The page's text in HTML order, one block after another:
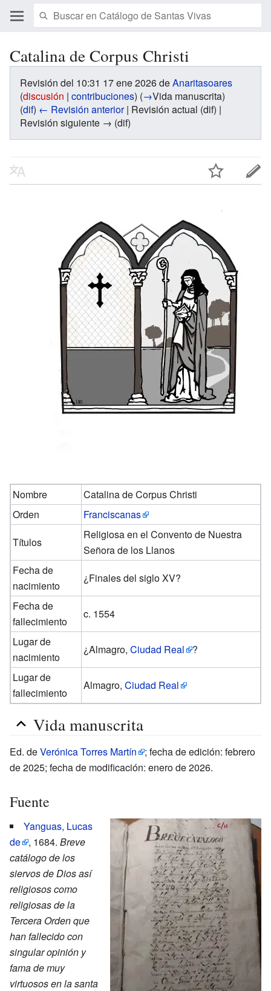
Catalina de Corpus Christi
Revisión del 10:31 17 ene 2026 deAnaritasoares
(discusión | contribuciones) (→Vida manuscrita)
(dif) ← Revisión anterior| Revisión actual (dif) |
Revisión siguiente → (dif)
Nombre
Catalina de Corpus Christi
Orden
Franciscanas
Títulos
Religiosa en el Convento de Nuestra
Señora de los Llanos
Fecha de
nacimiento
¿Finales del siglo XV?
Fecha de
fallecimiento
c. 1554
Lugar de
nacimiento
¿Almagro,Ciudad Real
?
Lugar de
fallecimiento
Almagro,Ciudad Real
Vida manuscrita
Ed. deVerónica Torres Martín
; fecha de edición: febrero
de 2025; fecha de modificación: enero de 2026.
Fuente
Yanguas, Lucas
de
, 1684. Breve
catálogo de los
siervos de Dios así
religiosos como
religiosas de la
Tercera Orden que
han fallecido con
singular opinión y
fama de muy
virtuosos en la santa